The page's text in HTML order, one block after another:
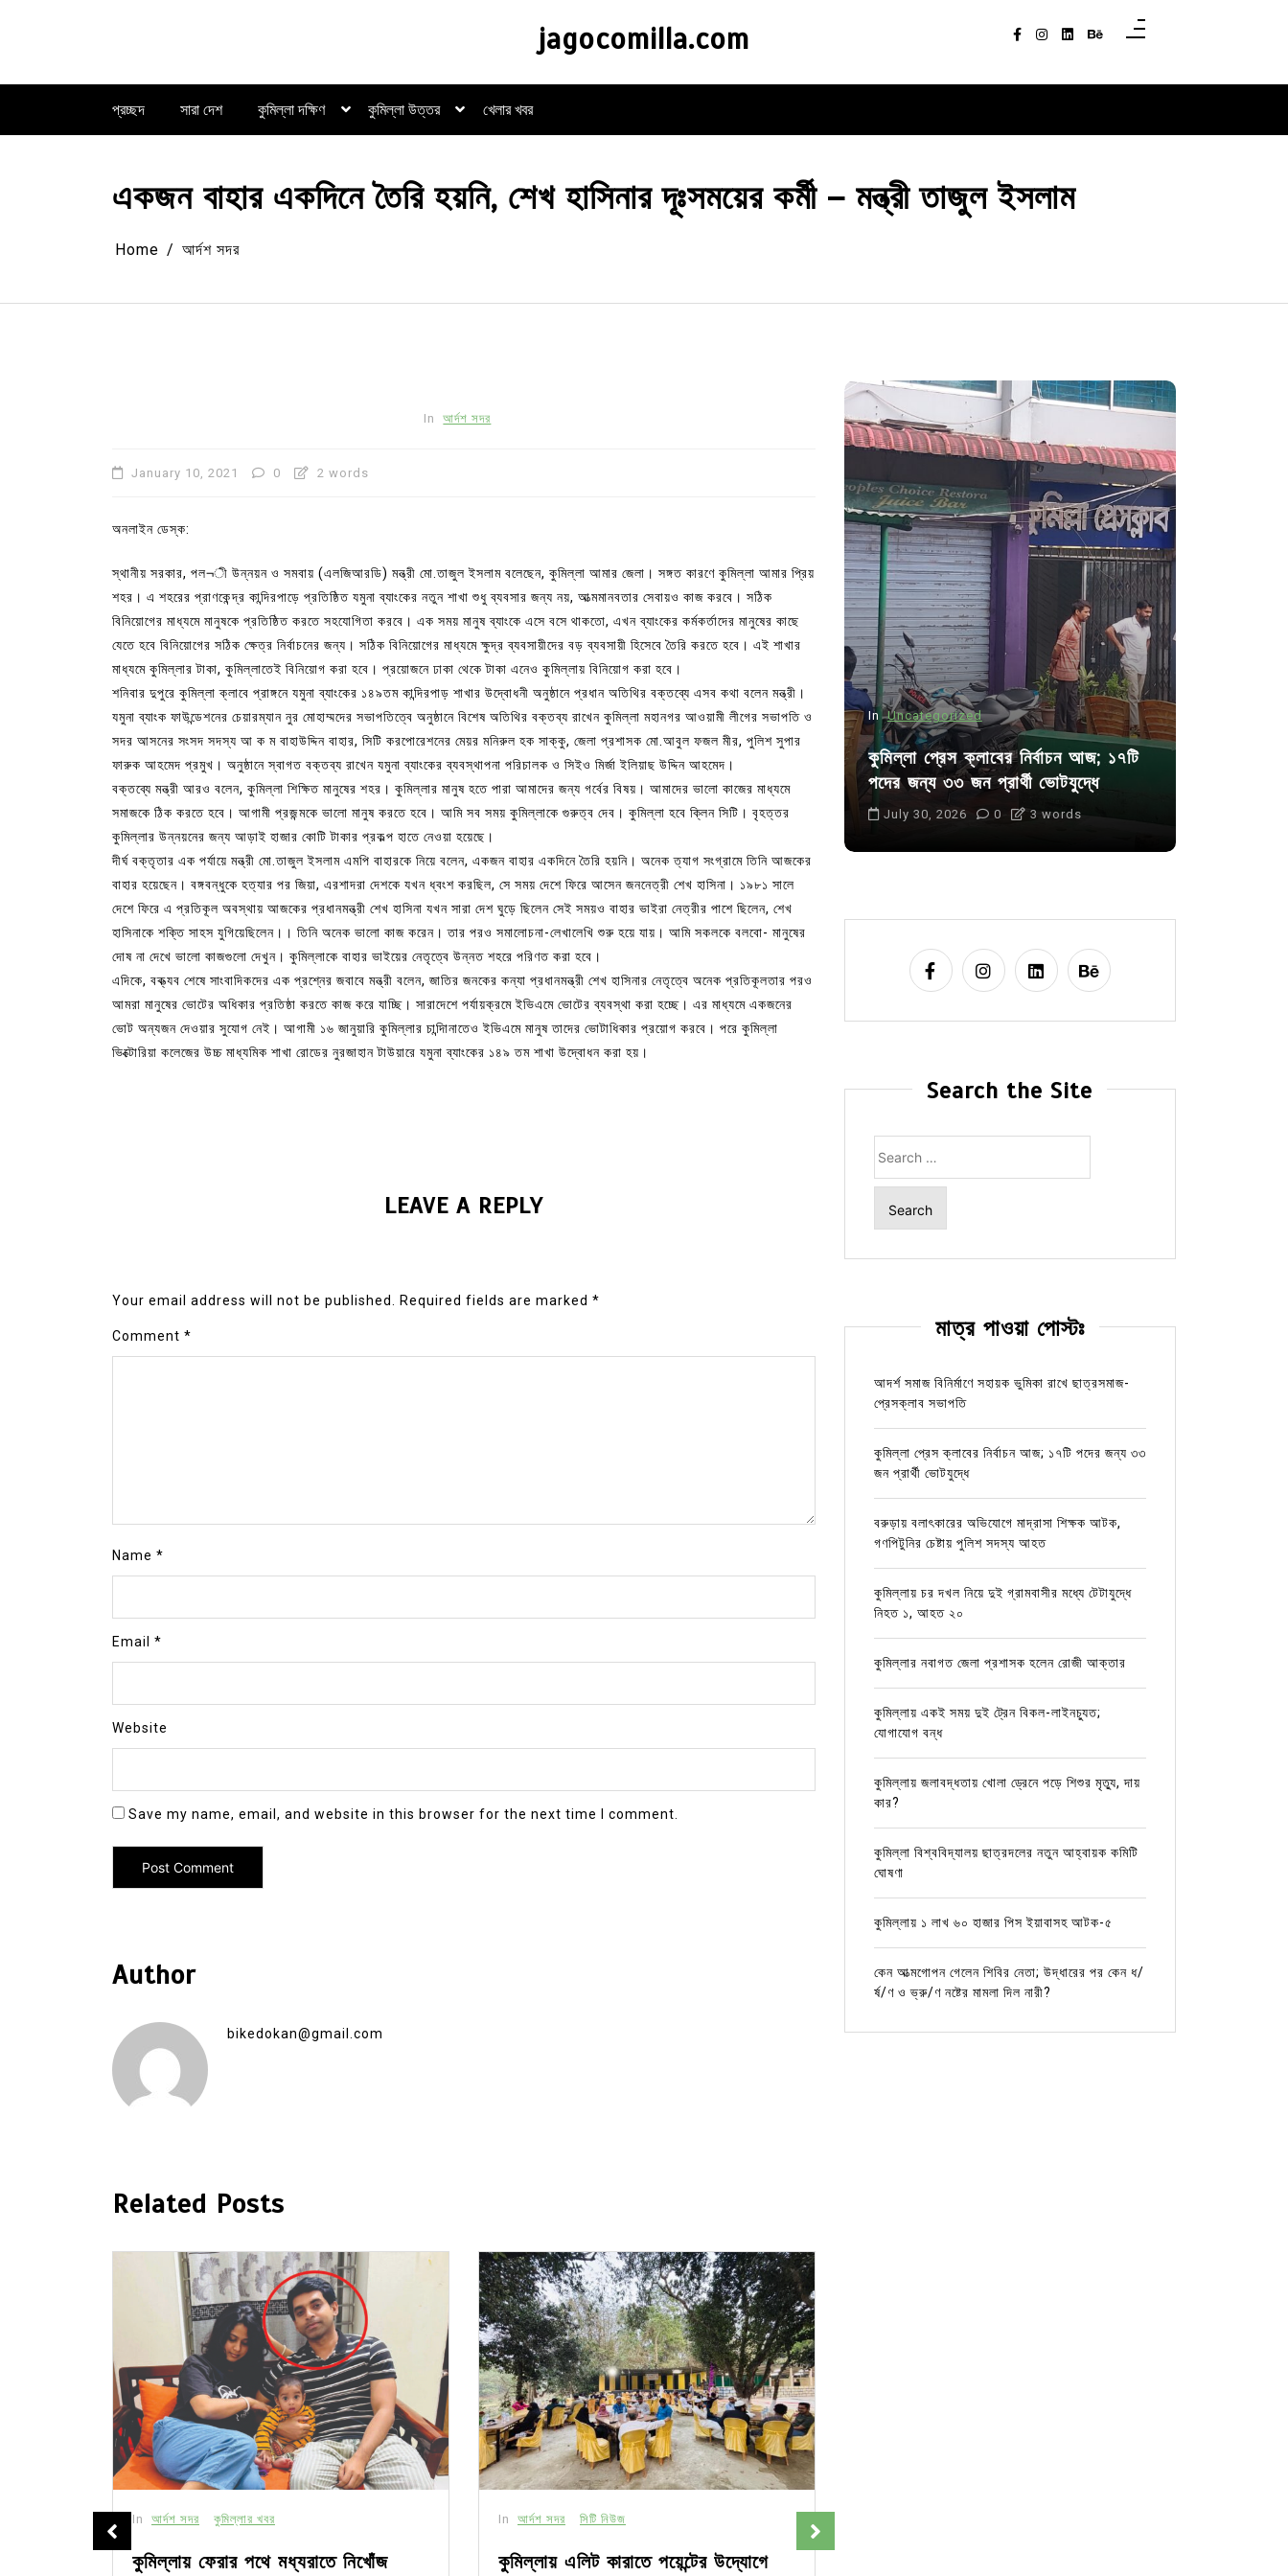
jagocomilla.com
প্রচ্ছদ সারা দেশ কুমিল্লা দক্ষিণ কুমিল্লা উত্তর খেলার খবর
একজন বাহার একদিনে তৈরি হয়নি, শেখ হাসিনার দূঃসময়ের কর্মী – মন্ত্রী তাজুল ইসলাম
Home আর্দশ সদর
In আর্দশ সদর
January 10, 2021 0 2 words
অনলাইন ডেস্ক:
স্থানীয় সরকার, পল¬ী উন্নয়ন ও সমবায় (এলজিআরডি) মন্ত্রী মো.তাজুল ইসলাম বলেছেন, কুমিল্লা আমার জেলা। সঙ্গত কারণে কুমিল্লা আমার প্রিয়
শহর। এ শহরের প্রাণকেন্দ্র কান্দিরপাড়ে প্রতিষ্ঠিত যমুনা ব্যাংকের নতুন শাখা শুধু ব্যবসার জন্য নয়, আত্মমানবতার সেবায়ও কাজ করবে। সঠিক
বিনিয়োগের মাধ্যমে মানুষকে প্রতিষ্ঠিত করতে সহযোগিতা করবে। এক সময় মানুষ ব্যাংকে এসে বসে থাকতো, এখন ব্যাংকের কর্মকর্তাদের মানুষের কাছে
যেতে হবে বিনিয়োগের সঠিক ক্ষেত্র নির্বাচনের জন্য। সঠিক বিনিয়োগের মাধ্যমে ক্ষুদ্র ব্যবসায়ীদের বড় ব্যবসায়ী হিসেবে তৈরি করতে হবে। এই শাখার
মাধ্যমে কুমিল্লার টাকা, কুমিল্লাতেই বিনিয়োগ করা হবে। প্রয়োজনে ঢাকা থেকে টাকা এনেও কুমিল্লায় বিনিয়োগ করা হবে।
শনিবার দুপুরে কুমিল্লা ক্লাবে প্রাঙ্গনে যমুনা ব্যাংকের ১৪৯তম কান্দিরপাড় শাখার উদ্বোধনী অনুষ্ঠানে প্রধান অতিথির বক্তব্যে এসব কথা বলেন মন্ত্রী।
যমুনা ব্যাংক ফাউন্ডেশনের চেয়ারম্যান নুর মোহাম্মদের সভাপতিত্বে অনুষ্ঠানে বিশেষ অতিথির বক্তব্য রাখেন কুমিল্লা মহানগর আওয়ামী লীগের সভাপতি ও
সদর আসনের সংসদ সদস্য আ ক ম বাহাউদ্দিন বাহার, সিটি করপোরেশনের মেয়র মনিরুল হক সাক্কু, জেলা প্রশাসক মো.আবুল ফজল মীর, পুলিশ সুপার
ফারুক আহমেদ প্রমুখ। অনুষ্ঠানে স্বাগত বক্তব্য রাখেন যমুনা ব্যাংকের ব্যবস্থাপনা পরিচালক ও সিইও মির্জা ইলিয়াছ উদ্দিন আহমেদ।
বক্তব্যে মন্ত্রী আরও বলেন, কুমিল্লা শিক্ষিত মানুষের শহর। কুমিল্লার মানুষ হতে পারা আমাদের জন্য গর্বের বিষয়। আমাদের ভালো কাজের মাধ্যমে
সমাজকে ঠিক করতে হবে। আগামী প্রজন্মকে ভালো মানুষ করতে হবে। আমি সব সময় কুমিল্লাকে গুরুত্ব দেব। কুমিল্লা হবে ক্লিন সিটি। বৃহত্তর
কুমিল্লার উন্নয়নের জন্য আড়াই হাজার কোটি টাকার প্রকল্প হাতে নেওয়া হয়েছে।
দীর্ঘ বক্তৃতার এক পর্যায়ে মন্ত্রী মো.তাজুল ইসলাম এমপি বাহারকে নিয়ে বলেন, একজন বাহার একদিনে তৈরি হয়নি। অনেক ত্যাগ সংগ্রামে তিনি আজকের
বাহার হয়েছেন। বঙ্গবন্ধুকে হত্যার পর জিয়া, এরশাদরা দেশকে যখন ধ্বংশ করছিল, সে সময় দেশে ফিরে আসেন জননেত্রী শেখ হাসিনা। ১৯৮১ সালে
দেশে ফিরে এ প্রতিকূল অবস্থায় আজকের প্রধানমন্ত্রী শেখ হাসিনা যখন সারা দেশ ঘুড়ে ছিলেন সেই সময়ও বাহার ভাইরা নেত্রীর পাশে ছিলেন, শেখ
হাসিনাকে শক্তি সাহস যুগিয়েছিলেন।। তিনি অনেক ভালো কাজ করেন। তার পরও সমালোচনা-লেখালেখি শুরু হয়ে যায়। আমি সকলকে বলবো- মানুষের
দোষ না দেখে ভালো কাজগুলো দেখুন। কুমিল্লাকে বাহার ভাইয়ের নেতৃত্বে উন্নত শহরে পরিণত করা হবে।
এদিকে, বক্ত্যব শেষে সাংবাদিকদের এক প্রশ্নের জবাবে মন্ত্রী বলেন, জাতির জনকের কন্যা প্রধানমন্ত্রী শেখ হাসিনার নেতৃত্বে অনেক প্রতিকূলতার পরও
আমরা মানুষের ভোটের অধিকার প্রতিষ্ঠা করতে কাজ করে যাচ্ছি। সারাদেশে পর্যায়ক্রমে ইভিএমে ভোটের ব্যবস্থা করা হচ্ছে। এর মাধ্যমে একজনের
ভোট অন্যজন দেওয়ার সুযোগ নেই। আগামী ১৬ জানুয়ারি কুমিল্লার চান্দিানাতেও ইভিএমে মানুষ তাদের ভোটাধিকার প্রয়োগ করবে। পরে কুমিল্লা
ভিক্টোরিয়া কলেজের উচ্চ মাধ্যমিক শাখা রোডের নুরজাহান টাউয়ারে যমুনা ব্যাংকের ১৪৯ তম শাখা উদ্বোধন করা হয়।
LEAVE A REPLY
Your email address will not be published. Required fields are marked *
Comment *
Name *
Email *
Website
Save my name, email, and website in this browser for the next time I comment.
Author
bikedokan@gmail.com
Related Posts
In আর্দশ সদর কুমিল্লার খবর
কুমিল্লায় ফেরার পথে মধ্যরাতে নিখোঁজ
In আর্দশ সদর সিটি নিউজ
কুমিল্লায় এলিট কারাতে পয়েন্টের উদ্যোগে
In Uncategorized
কুমিল্লা প্রেস ক্লাবের নির্বাচন আজ; ১৭টি
পদের জন্য ৩৩ জন প্রার্থী ভোটযুদ্ধে
July 30, 2026 0 3 words
In Uncategorized
আদর্শ সমাজ বিনির্মাণে সহায়ক ভুমিকা রাখে
ছাত্রসমাজ- প্রেসক্লাব সভাপতি
August 6, 2026 0
In Uncategorized
কুমিল্লা প্রেস ক্লাবের নির্বাচন আজ; ১৭টি
পদের জন্য ৩৩ জন প্রার্থী ভোটযুদ্ধে
July 30, 2026 0 3 words
Search the Site
for:
মাত্র পাওয়া পোস্টঃ
আদর্শ সমাজ বিনির্মাণে সহায়ক ভুমিকা রাখে ছাত্রসমাজ-
প্রেসক্লাব সভাপতি
কুমিল্লা প্রেস ক্লাবের নির্বাচন আজ; ১৭টি পদের জন্য ৩৩
জন প্রার্থী ভোটযুদ্ধে
বরুড়ায় বলাৎকারের অভিযোগে মাদ্রাসা শিক্ষক আটক,
গণপিটুনির চেষ্টায় পুলিশ সদস্য আহত
কুমিল্লায় চর দখল নিয়ে দুই গ্রামবাসীর মধ্যে টেটাযুদ্ধে
নিহত ১, আহত ২০
কুমিল্লার নবাগত জেলা প্রশাসক হলেন রোজী আক্তার
কুমিল্লায় একই সময় দুই ট্রেন বিকল-লাইনচ্যুত;
যোগাযোগ বন্ধ
কুমিল্লায় জলাবদ্ধতায় খোলা ড্রেনে পড়ে শিশুর মৃত্যু, দায়
কার?
কুমিল্লা বিশ্ববিদ্যালয় ছাত্রদলের নতুন আহ্বায়ক কমিটি
ঘোষণা
কুমিল্লায় ১ লাখ ৬০ হাজার পিস ইয়াবাসহ আটক-৫
কেন আত্মগোপন গেলেন শিবির নেতা; উদ্ধারের পর কেন ধ/
র্ষ/ণ ও ভ্রু/ণ নষ্টের মামলা দিল নারী?